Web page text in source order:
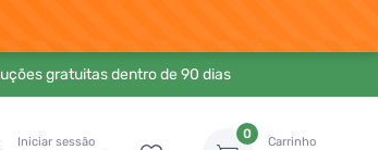
gratuitas dentro de 90 dias
Iniciar sessão
0
Carrinho